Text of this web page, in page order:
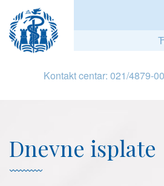
Kontakt centar: 021/4879-
Dnevne isplate